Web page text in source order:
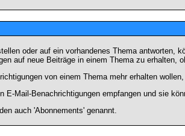
oder auf ein vorhandenes Thema antworten,
auf neue Beiträge in einem Thema zu
von einem Thema mehr erhalten
E-Mail-Benachrichtigungen empfangen und sie
auch 'Abonnements' genannt.